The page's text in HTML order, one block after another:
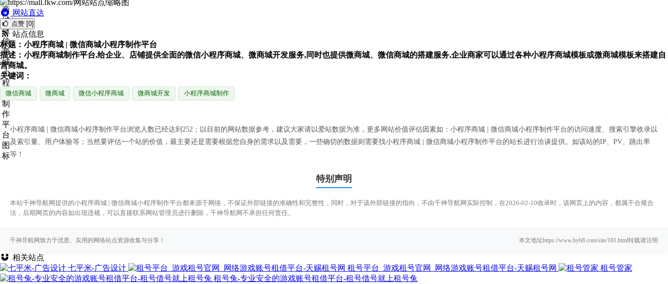
网站直达
点赞 [0]
站点信息
标题：小程序商城 | 微信商城小程序制作平台
描述：小程序商城制作平台,给企业、店铺提供全面的微信小程序商城、微商城开发服务,同时也提供微商城、微信商城的搭建服务,企业商家可以通过各种小程序商城模板或微商城模板来搭建自
营商城。
关键词：
微信商城 微商城 微信小程序商城 微商城开发 小程序商城制作
小程序商城 | 微信商城小程序制作平台浏览人数已经达到252；以目前的网站数据参考，建议大家请以爱站数据为准，更多网站价值评估因素如：小程序商城 | 微信商城小程序制作平台的访问速度、搜索引擎收录以
及索引量、用户体验等；当然要评估一个站的价值，最主要还是需要根据您自身的需求以及需要，一些确切的数据则需要找小程序商城 | 微信商城小程序制作平台的站长进行洽谈提供。如该站的IP、PV、跳出率
等！
特别声明
本站千神导航网提供的小程序商城 | 微信商城小程序制作平台都来源于网络，不保证外部链接的准确性和完整性，同时，对于该外部链接的指向，不由千神导航网实际控制，在2026-02-10收录时，该网页上的内容，都属于合规合
法，后期网页的内容如出现违规，可以直接联系网站管理员进行删除，千神导航网不承担任何责任。
千神导航网致力于优质、实用的网络站点资源收集与分享！ 本文地址https://www.byb8.com/site/181.html转载请注明
相关站点
七平米-广告设计
租号平台_游戏租号官网_网络游戏账号租借平台-天赐租号网
租号管家
租号兔-专业安全的游戏账号租借平台-租号借号就上租号兔